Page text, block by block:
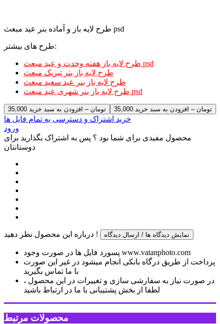
طرح لایه باز و آماده بنر عید مبعث psd
طرح های بیشتر:
طرح لایه باز هفته وحدت و عید مبعث psd
طرح لایه باز بنر تبریک مبعث
طرح لایه باز بنر عید سعید مبعث
طرح لایه باز بنر شهری عید مبعث psd
35,000 تومان – افزودن به سبد خرید
خرید اشتراک و دسترسی به تمام فایل ها
ورود
محصول مفیدی برای شما بود ؟ پس به اشتراک بگذارید برای
دوستانتان
درباره این محصول نظر دهید ! نمایش دیدگاه ها / ارسال دیدگاه
پسورد فایل ها در صورت وجود www.vatanphoto.com
پرداخت از طریق درگاه بانکی انجام میشود در غیر این صورت
با ما تماس بگیرید
در صورت نیاز به سفارشی سازی و تغییرات در این محصول ،
لطفا از بخش پشتیبانی با ما در ارتباط باشید
محصولات مرتبط